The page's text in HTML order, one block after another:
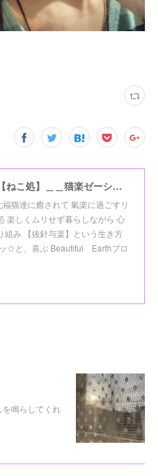
抜針与楽＿＿【ねこ処】＿＿猫楽ゼーションHome☆
猫達に癒されて 氣楽に過ごすリ
楽しくムリせず暮らしながら 心
組み 【抜針与楽】という生き方
☆と、喜ぶ Beautiful Earthプロ
鳴らしてくれ